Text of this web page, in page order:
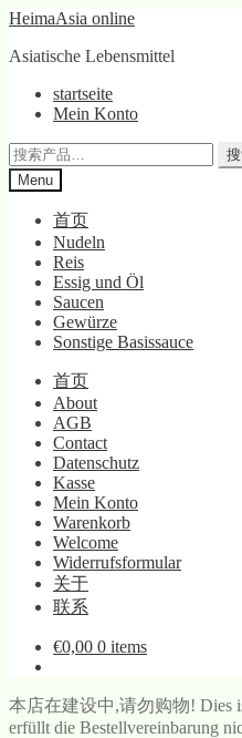
Skip
navigation
Skip
content
HeimaAsia online
Asiatische Lebensmittel
startseite
Mein Konto
搜
索：
Menu
首页
Nudeln
Reis
Essig und Öl
Saucen
Gewürze
Sonstige Basissauce
首页
About
AGB
Contact
Datenschutz
Kasse
Mein Konto
Warenkorb
Welcome
Widerrufsformular
关于
联系
€0,00 0 items
本店在建设中,请勿购物! Dies
erfüllt die Bestellvereinbarung